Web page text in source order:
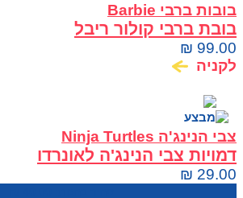
בובות ברבי Barbie
בובת ברבי קולור ריבל
₪ 99.00
לקניה
צבי הנינג'ה Ninja Turtles
דמויות צבי הנינג'ה לאונרדו
₪ 29.00